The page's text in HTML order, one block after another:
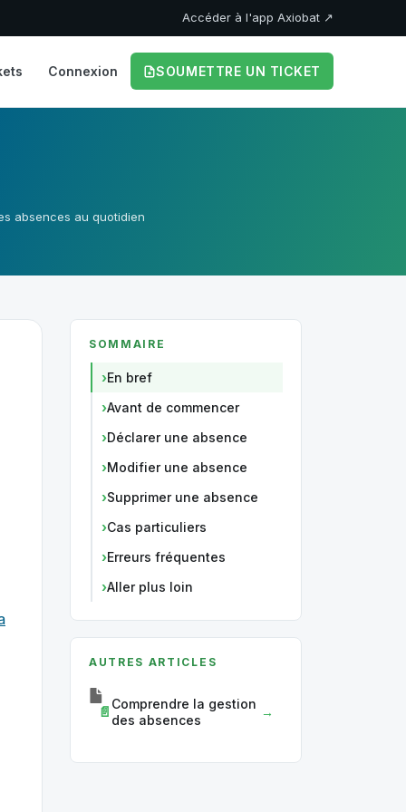
Accéder à l'app Axiobat ↗
Connexion SOUMETTRE UN TICKET
absences au quotidien
SOMMAIRE
En bref
Avant de commencer
Déclarer une absence
Modifier une absence
Supprimer une absence
Cas particuliers
Erreurs fréquentes
Aller plus loin
AUTRES ARTICLES
Comprendre la gestion
des absences